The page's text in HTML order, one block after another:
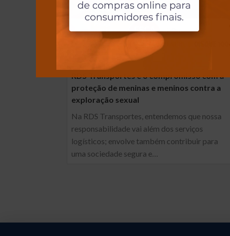
RDS Transportes e o compromisso com a
proteção de meninas e meninos contra a
exploração sexual
Na RDS Transportes, entendemos que nossa
responsabilidade vai além dos serviços
logísticos; envolve também contribuir para
uma sociedade segura e…